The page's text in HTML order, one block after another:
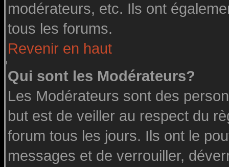
modérateurs, etc. Ils ont
tous les forums.
Revenir en haut
Qui sont les Modérateurs?
Les Modérateurs sont des
but est de veiller au respect du
forum tous les jours. Ils ont le
messages et de verrouiller,